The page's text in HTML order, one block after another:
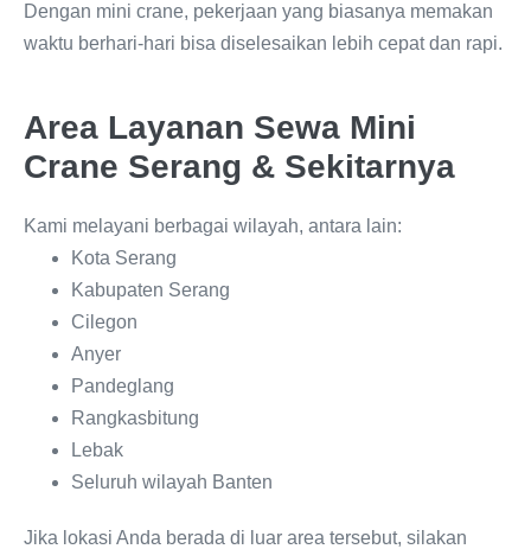
Dengan mini crane, pekerjaan yang biasanya memakan
waktu berhari-hari bisa diselesaikan lebih cepat dan rapi.
Area Layanan Sewa Mini
Crane Serang & Sekitarnya
Kami melayani berbagai wilayah, antara lain:
Kota Serang
Kabupaten Serang
Cilegon
Anyer
Pandeglang
Rangkasbitung
Lebak
Seluruh wilayah Banten
Jika lokasi Anda berada di luar area tersebut, silakan